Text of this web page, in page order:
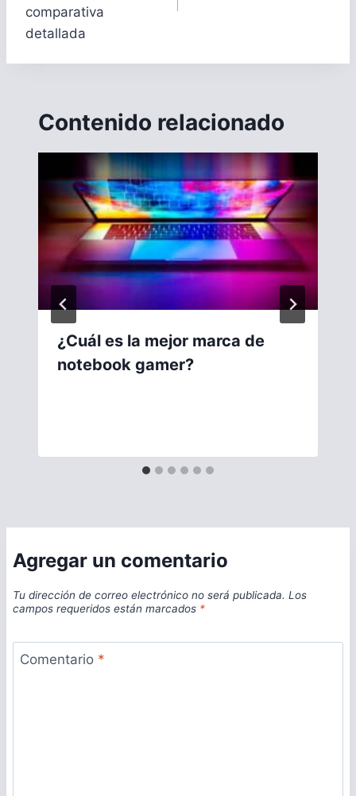
comparativa
detallada
Contenido relacionado
¿Cuál es la mejor marca de
notebook gamer?
Agregar un comentario
Tu dirección de correo electrónico no será publicada. Los
campos requeridos están marcados *
Comentario *